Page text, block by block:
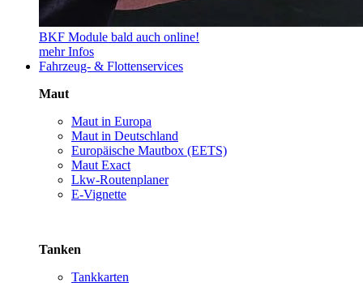
BKF Module bald auch online!
mehr Infos
Fahrzeug- & Flottenservices
Maut
Maut in Europa
Maut in Deutschland
Europäische Mautbox (EETS)
Maut Exact
Lkw-Routenplaner
E-Vignette
Tanken
Tankkarten